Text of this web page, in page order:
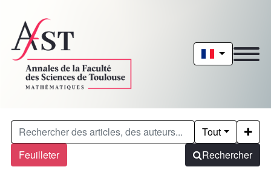
Feuilleter
Tout
Rechercher